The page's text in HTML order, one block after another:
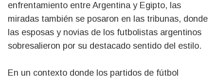
enfrentamiento entre Argentina y Egipto, las
miradas también se posaron en las tribunas, donde
las esposas y novias de los futbolistas argentinos
sobresalieron por su destacado sentido del estilo.
En un contexto donde los partidos de fútbol